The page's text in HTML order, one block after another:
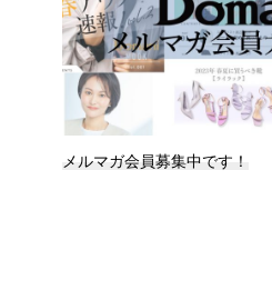
メルマガ会員募集中です！